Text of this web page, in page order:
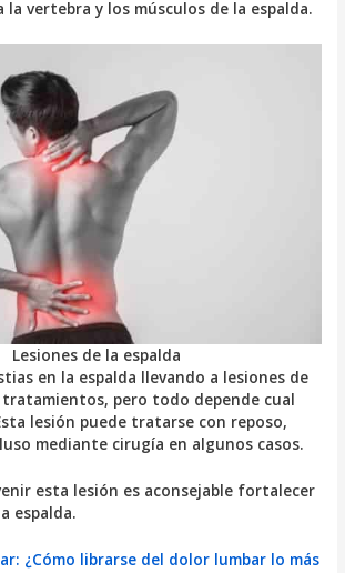
vertebra y los músculos de la espalda.
Lesiones de la espalda
en la espalda llevando a lesiones de
tratamientos, pero todo depende cual
lesión puede tratarse con reposo,
mediante cirugía en algunos casos.
esta lesión es aconsejable fortalecer
espalda.
¿Cómo librarse del dolor lumbar lo más